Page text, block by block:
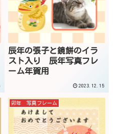
辰年の張子と鏡餅のイラ
スト入り 辰年写真フレ
ーム年賀用
2023.12.15
卯年 写真フレーム